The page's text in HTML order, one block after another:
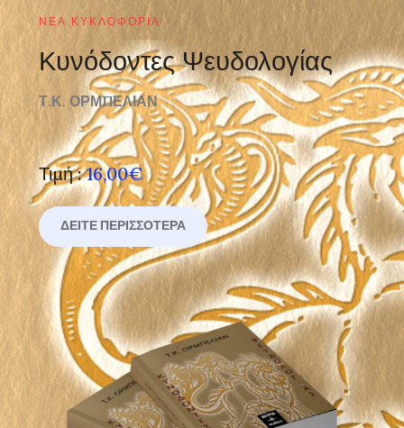
ΝΈΑ ΚΥΚΛΟΦΟΡΊΑ
Κυνόδοντες Ψευδολογίας
Τ.Κ. ΟΡΜΠΕΛΙΑΝ
Τιμή : 16,00€
ΔΕΊΤΕ ΠΕΡΙΣΣΌΤΕΡΑ